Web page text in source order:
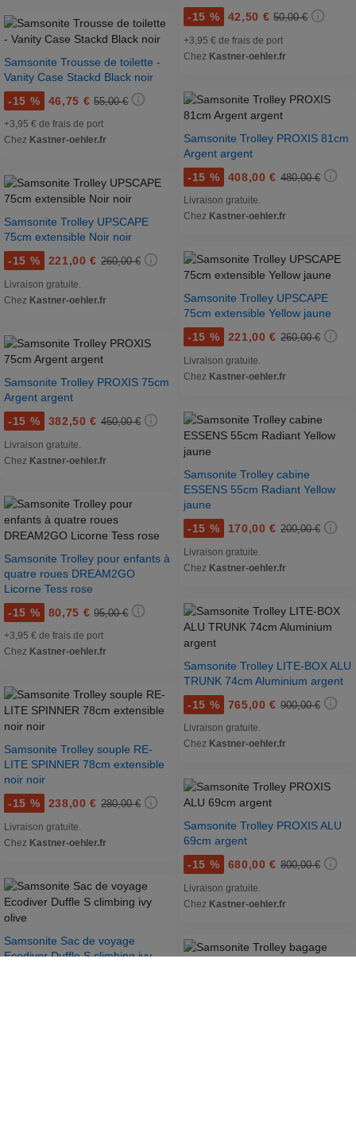
Samsonite Trousse de toilette -
Vanity Case Stackd Black noir
-15 % 46,75 € 55,00 €
+3,95 € de frais de port
Chez Kastner-oehler.fr
Samsonite Trolley UPSCAPE
75cm extensible Noir noir
-15 % 221,00 € 260,00 €
Livraison gratuite.
Chez Kastner-oehler.fr
Samsonite Trolley PROXIS 75cm
Argent argent
-15 % 382,50 € 450,00 €
Livraison gratuite.
Chez Kastner-oehler.fr
Samsonite Trolley pour enfants à
quatre roues DREAM2GO
Licorne Tess rose
-15 % 80,75 € 95,00 €
+3,95 € de frais de port
Chez Kastner-oehler.fr
Samsonite Trolley souple RE-
LITE SPINNER 78cm extensible
noir noir
-15 % 238,00 € 280,00 €
Livraison gratuite.
Chez Kastner-oehler.fr
Samsonite Sac de voyage
Ecodiver Duffle S climbing ivy
-15 % 42,50 € 50,00 €
+3,95 € de frais de port
Chez Kastner-oehler.fr
Samsonite Trolley PROXIS 81cm
Argent argent
-15 % 408,00 € 480,00 €
Livraison gratuite.
Chez Kastner-oehler.fr
Samsonite Trolley UPSCAPE
75cm extensible Yellow jaune
-15 % 221,00 € 260,00 €
Livraison gratuite.
Chez Kastner-oehler.fr
Samsonite Trolley cabine
ESSENS 55cm Radiant Yellow
jaune
-15 % 170,00 € 200,00 €
Livraison gratuite.
Chez Kastner-oehler.fr
Samsonite Trolley LITE-BOX ALU
TRUNK 74cm Aluminium argent
-15 % 765,00 € 900,00 €
Livraison gratuite.
Chez Kastner-oehler.fr
Samsonite Trolley PROXIS ALU
69cm argent
-15 % 680,00 € 800,00 €
Livraison gratuite.
Chez Kastner-oehler.fr